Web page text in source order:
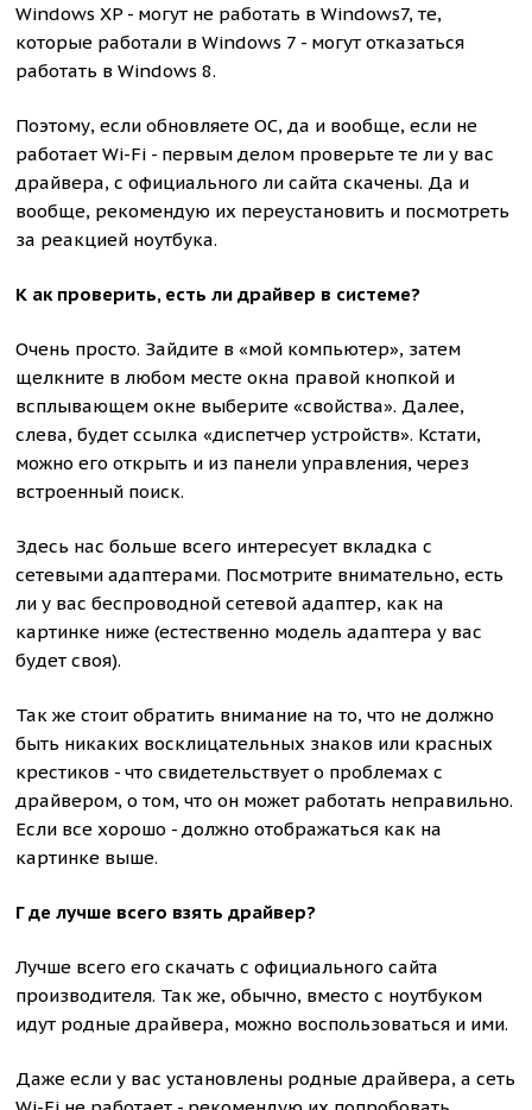
Windows XP - могут не работать в Windows7, те,
которые работали в Windows 7 - могут отказаться
работать в Windows 8.
Поэтому, если обновляете ОС, да и вообще, если не
работает Wi-Fi - первым делом проверьте те ли у вас
драйвера, с официального ли сайта скачены. Да и
вообще, рекомендую их переустановить и посмотреть
за реакцией ноутбука.
К ак проверить, есть ли драйвер в системе?
Очень просто. Зайдите в «мой компьютер», затем
щелкните в любом месте окна правой кнопкой и
всплывающем окне выберите «свойства». Далее,
слева, будет ссылка «диспетчер устройств». Кстати,
можно его открыть и из панели управления, через
встроенный поиск.
Здесь нас больше всего интересует вкладка с
сетевыми адаптерами. Посмотрите внимательно, есть
ли у вас беспроводной сетевой адаптер, как на
картинке ниже (естественно модель адаптера у вас
будет своя).
Так же стоит обратить внимание на то, что не должно
быть никаких восклицательных знаков или красных
крестиков - что свидетельствует о проблемах с
драйвером, о том, что он может работать неправильно.
Если все хорошо - должно отображаться как на
картинке выше.
Г де лучше всего взять драйвер?
Лучше всего его скачать с официального сайта
производителя. Так же, обычно, вместо с ноутбуком
идут родные драйвера, можно воспользоваться и ими.
Даже если у вас установлены родные драйвера, а сеть